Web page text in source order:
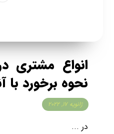
انواع مشتری
نحوه برخورد با
ژانویه ۱۷, ۲۰۲۲
در ...